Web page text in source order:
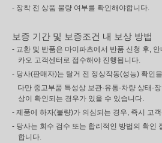
- 장착 전 상품 불량 여부를 확인해야합니다.
보증 기간 및 보증조건 내 보상 방법
- 교환 및 반품은 마이파츠에서 반품 신청 후,
카오 고객센터로 접수해야 진행됩니다.
- 당사(판매자)는 탈거 전 정상작동(성능) 확인
다만 중고부품 특성상 보관·유통·차량 상태·
상이 확인되는 경우가 있을 수 있습니다.
- 제품에 하자(불량)가 의심되는 경우, 즉시 고
- 당사는 회수 검수 또는 합리적인 방법의 확인
합니다.